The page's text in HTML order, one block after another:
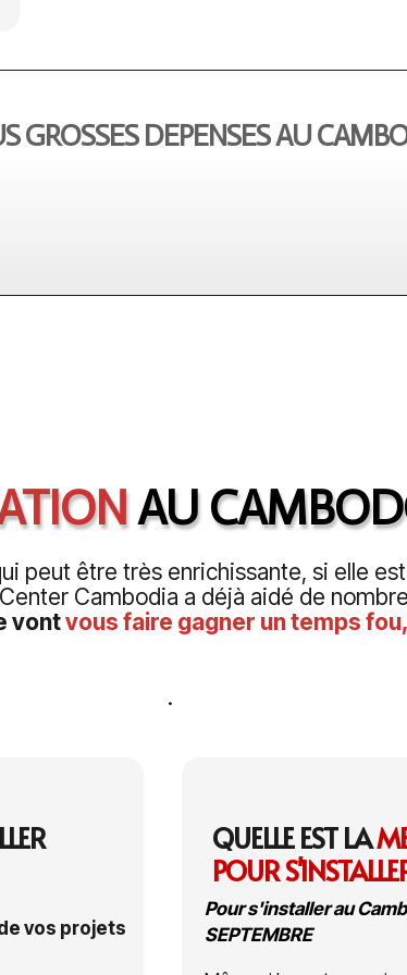
GROSSES DEPENSES AU
AU
peut être très enrichissante, si elle
Cambodia a déjà aidé de
vontvous faire gagner un temps
.
vos projets
QUELLE EST LA
POUR
Pour s'installer au
SEPTEMBRE